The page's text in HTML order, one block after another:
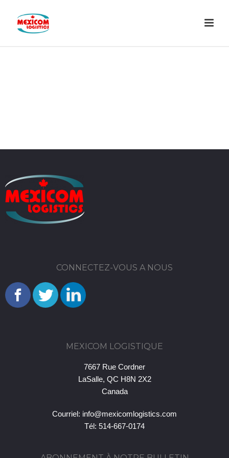
CONNECTEZ-VOUS A NOUS
MEXICOM LOGISTIQUE
7667 Rue Cordner
LaSalle, QC H8N 2X2
Canada
Courriel: info@mexicomlogistics.com
Tél: 514-667-0174